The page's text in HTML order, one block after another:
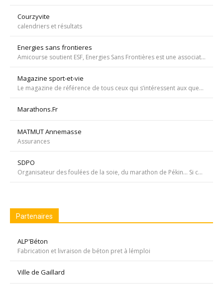
Courzyvite
calendriers et résultats
Energies sans frontieres
Amicourse soutient ESF, Energies Sans Frontières est une association ayant pour objet l'aide au développement des pays les plus pauvres en favorisant l'accès à l'eau et à l'électricité
Magazine sport-et-vie
Le magazine de référence de tous ceux qui s’intéressent aux questions d’entraînement, de nutrition, de dopage, de physiologie, de psychologie et de médecine du sport.
Marathons.Fr
MATMUT Annemasse
Assurances
SDPO
Organisateur des foulées de la soie, du marathon de Pékin... Si courir était notre seul but, nous passerions à côté de moments inoubliables ». Depuis 1996 SDPOrganisation, spécialiste de la course aventure à vocation sportive et culturelle
Partenaires
ALP'Béton
Fabrication et livraison de béton pret à lémploi
Ville de Gaillard